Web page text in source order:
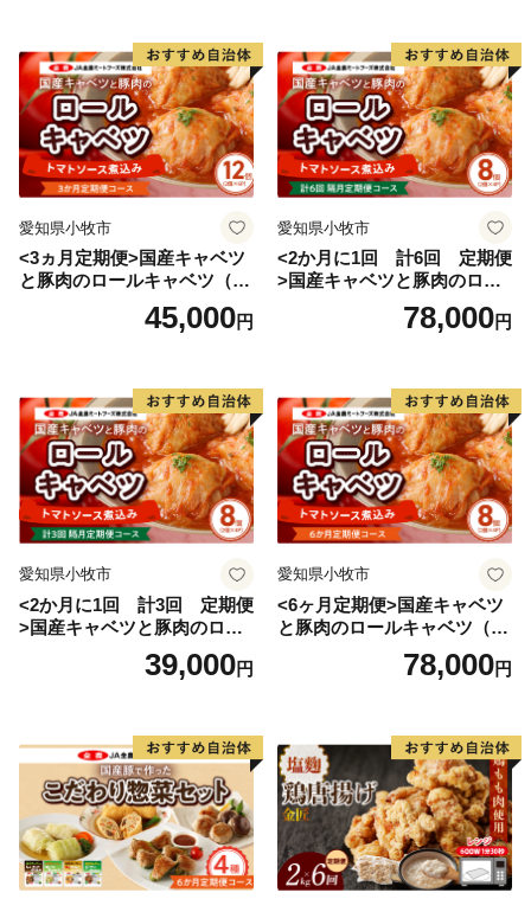
愛知県小牧市
<3ヵ月定期便>国産キャベツ
と豚肉のロールキャベツ（6P
45,000円
愛知県小牧市
<2か月に1回 計6回 定期便
>国産キャベツと豚肉のロー
ルキャベツ（4P入り）
78,000円
愛知県小牧市
<2か月に1回 計3回 定期便
>国産キャベツと豚肉のロー
ルキャベツ（4P入り）
39,000円
愛知県小牧市
<6ヶ月定期便>国産キャベツ
と豚肉のロールキャベツ（4P
78,000円